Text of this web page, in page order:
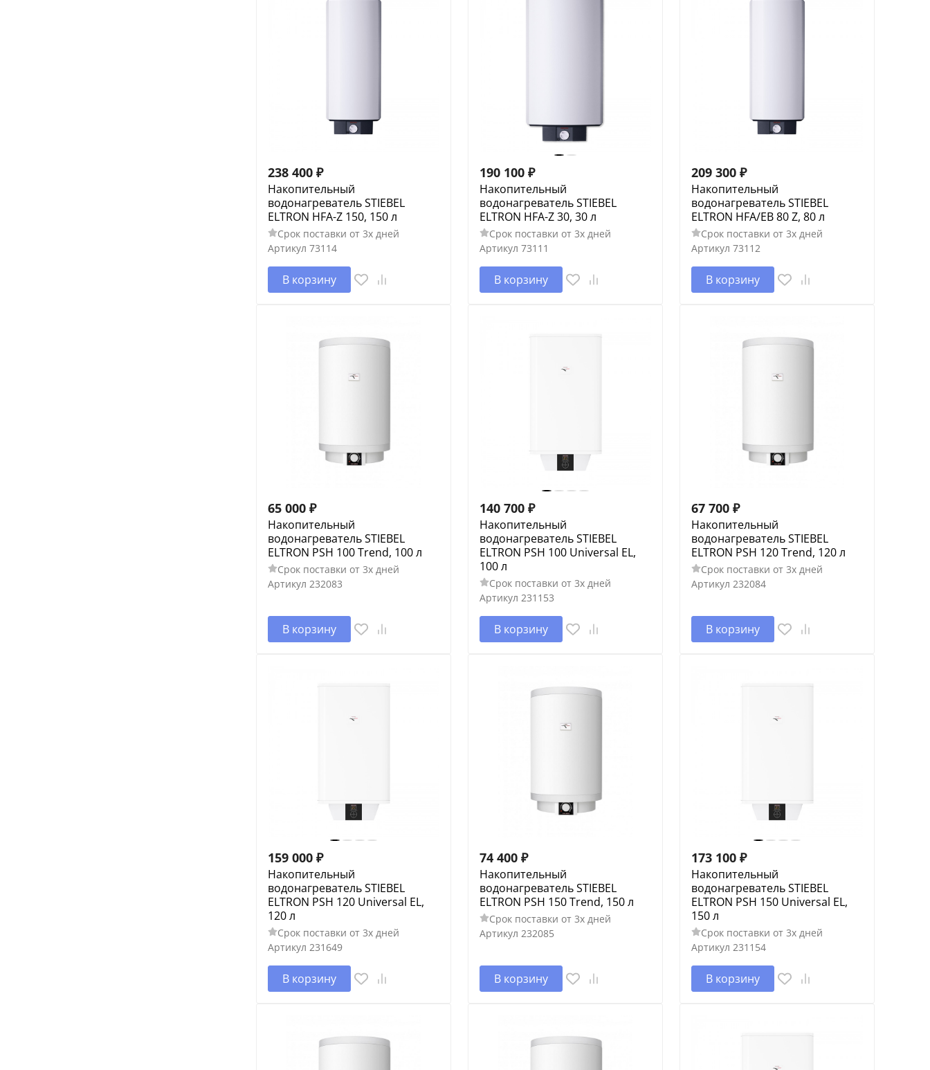
238 400 ₽
Накопительный
водонагреватель STIEBEL
ELTRON HFA-Z 150, 150 л
Срок поставки от 3х дней
Артикул 73114
В корзину
190 100 ₽
Накопительный
водонагреватель STIEBEL
ELTRON HFA-Z 30, 30 л
Срок поставки от 3х дней
Артикул 73111
В корзину
209 300 ₽
Накопительный
водонагреватель STIEBEL
ELTRON HFA/EB 80 Z, 80 л
Срок поставки от 3х дней
Артикул 73112
В корзину
65 000 ₽
Накопительный
водонагреватель STIEBEL
ELTRON PSH 100 Trend, 100 л
Срок поставки от 3х дней
Артикул 232083
В корзину
140 700 ₽
Накопительный
водонагреватель STIEBEL
ELTRON PSH 100 Universal EL,
100 л
Срок поставки от 3х дней
Артикул 231153
В корзину
67 700 ₽
Накопительный
водонагреватель STIEBEL
ELTRON PSH 120 Trend, 120 л
Срок поставки от 3х дней
Артикул 232084
В корзину
159 000 ₽
Накопительный
водонагреватель STIEBEL
ELTRON PSH 120 Universal EL,
120 л
Срок поставки от 3х дней
Артикул 231649
В корзину
74 400 ₽
Накопительный
водонагреватель STIEBEL
ELTRON PSH 150 Trend, 150 л
Срок поставки от 3х дней
Артикул 232085
В корзину
173 100 ₽
Накопительный
водонагреватель STIEBEL
ELTRON PSH 150 Universal EL,
150 л
Срок поставки от 3х дней
Артикул 231154
В корзину